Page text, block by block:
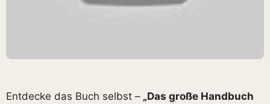
Entdecke das Buch selbst – „Das große Handbuch